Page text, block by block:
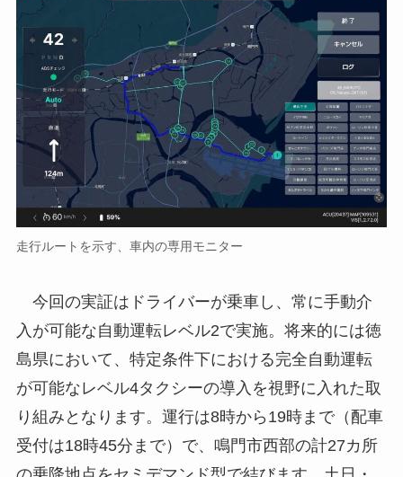
走行ルートを示す、車内の専用モニター
今回の実証はドライバーが乗車し、常に手動介
入が可能な自動運転レベル2で実施。将来的には徳
島県において、特定条件下における完全自動運転
が可能なレベル4タクシーの導入を視野に入れた取
り組みとなります。運行は8時から19時まで（配車
受付は18時45分まで）で、鳴門市西部の計27カ所